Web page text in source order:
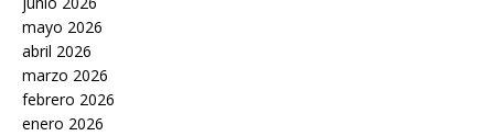
mayo 2026
abril 2026
marzo 2026
febrero 2026
enero 2026